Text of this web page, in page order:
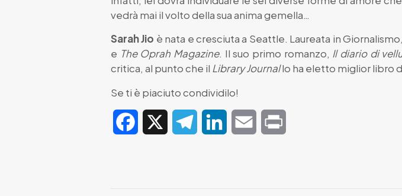
vedrà mai il volto della sua anima gemella…
Sarah Jio è nata e cresciuta a Seattle. Laureata in
e The Oprah Magazine. Il suo primo romanzo, Il diario di
critica, al punto che il Library Journallo ha eletto miglior libro
Se ti è piaciuto condividilo!
Facebook TelegramLinkedIn Email